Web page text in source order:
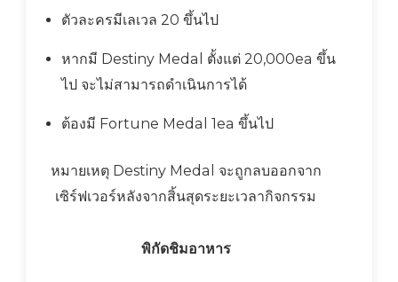
ตัวละครมีเลเวล 20 ขึ้นไป
หากมี Destiny Medal ตั้งแต่ 20,000ea ขึ้น
ไป จะไม่สามารถดำเนินการได้
ต้องมี Fortune Medal 1ea ขึ้นไป
หมายเหตุ Destiny Medal จะถูกลบออกจาก
เซิร์ฟเวอร์หลังจากสิ้นสุดระยะเวลากิจกรรม
พิกัดชิมอาหาร